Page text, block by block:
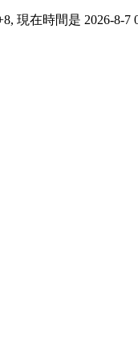
現在時間是 2026-8-7